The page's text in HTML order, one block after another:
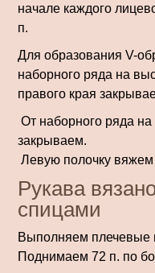
начале каждого
п.
Для образования V-
наборного ряда на
правого края
От наборного ряда
закрываем.
Левую полочку
Рукава
спицами
Выполняем
Поднимаем 72 п. по